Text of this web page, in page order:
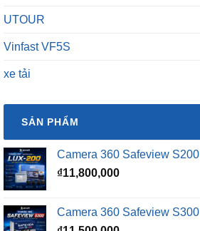
UTOUR
Vinfast VF5S
xe tải
SẢN PHẨM
Camera 360 Safeview S200
₫11,800,000
Camera 360 Safeview S300